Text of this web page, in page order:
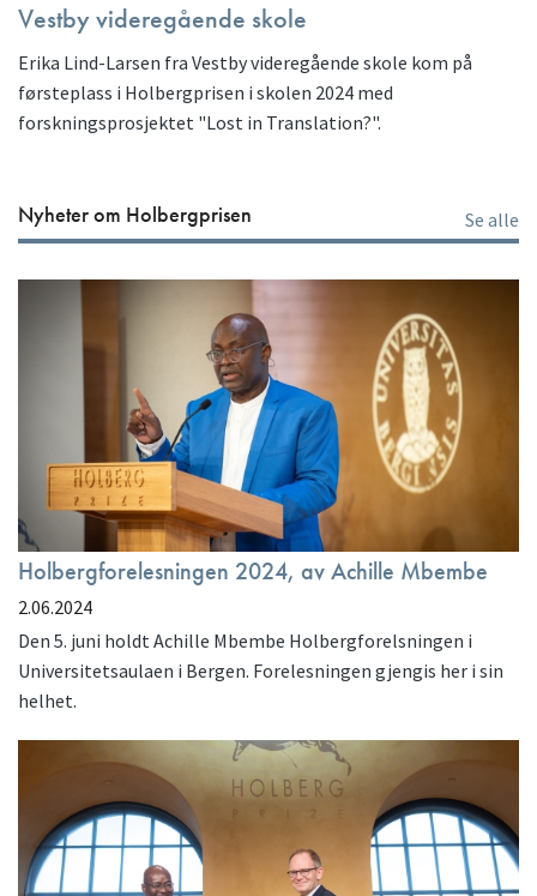
Vestby videregående skole
Erika Lind-Larsen fra Vestby videregående skole kom på
førsteplass i Holbergprisen i skolen 2024 med
forskningsprosjektet "Lost in Translation?".
Nyheter om Holbergprisen Se alle
Holbergforelesningen 2024, av Achille Mbembe
2.06.2024
Den 5. juni holdt Achille Mbembe Holbergforelsningen i
Universitetsaulaen i Bergen. Forelesningen gjengis her i sin
helhet.